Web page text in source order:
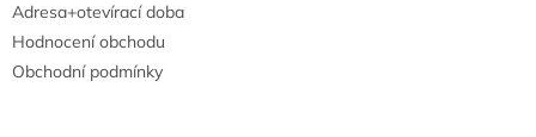
Adresa+otevírací doba
Hodnocení obchodu
Obchodní podmínky